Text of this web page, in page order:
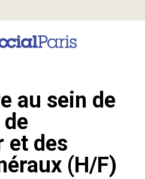
au sein de
et des
(H/F)